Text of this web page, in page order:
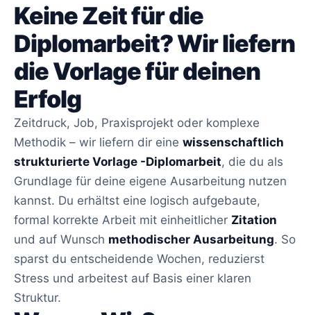
Keine Zeit für die
Diplomarbeit? Wir liefern
die Vorlage für deinen
Erfolg
Zeitdruck, Job, Praxisprojekt oder komplexe
Methodik – wir liefern dir eine wissenschaftlich
strukturierte Vorlage -Diplomarbeit, die du als
Grundlage für deine eigene Ausarbeitung nutzen
kannst. Du erhältst eine logisch aufgebaute,
formal korrekte Arbeit mit einheitlicher Zitation
und auf Wunsch methodischer Ausarbeitung. So
sparst du entscheidende Wochen, reduzierst
Stress und arbeitest auf Basis einer klaren
Struktur.